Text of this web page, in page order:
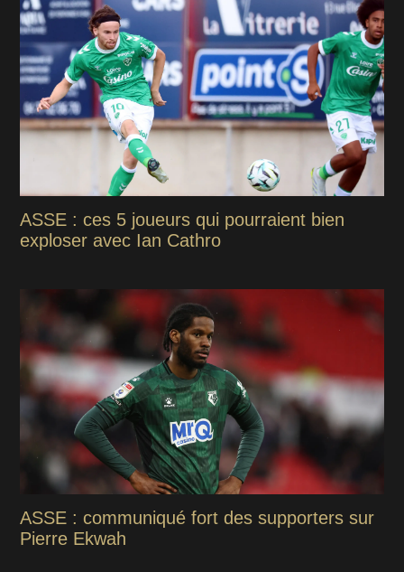
ASSE : ces 5 joueurs qui pourraient bien
exploser avec Ian Cathro
ASSE : communiqué fort des supporters sur
Pierre Ekwah